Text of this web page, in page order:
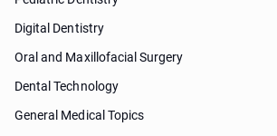
Digital Dentistry
Oral and Maxillofacial Surgery
Dental Technology
General Medical Topics